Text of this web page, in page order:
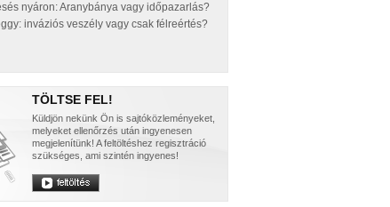
nyáron: Aranybánya vagy időpazarlás?
inváziós veszély vagy csak félreértés?
TÖLTSE FEL!
Küldjön nekünk Ön is sajtóközleményeket,
melyeket ellenőrzés után ingyenesen
megjelenítünk! A feltöltéshez regisztráció
szükséges, ami szintén ingyenes!